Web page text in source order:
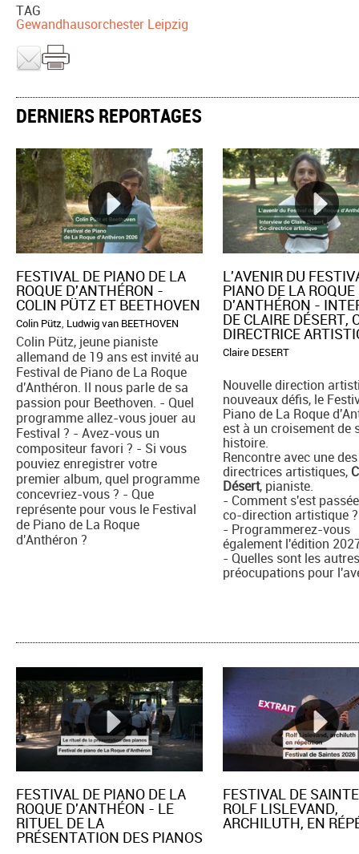
TAG
Gewandhausorchester Leipzig
DERNIERS REPORTAGES
FESTIVAL DE PIANO DE LA
ROQUE D'ANTHÉRON -
COLIN PÜTZ ET BEETHOVEN
Colin Pütz, Ludwig van BEETHOVEN
Colin Pütz, jeune pianiste
allemand de 19 ans est invité au
Festival de Piano de La Roque
d'Anthéron. Il nous parle de sa
passion pour Beethoven. - Quel
programme allez-vous jouer au
Festival ? - Avez-vous un
compositeur favori ? - Si vous
pouviez enregistrer votre
premier album, quel programme
concevriez-vous ? - Que
représente pour vous le Festival
de Piano de La Roque
d'Anthéron ?
L'AVENIR DU
PIANO DE LA ROQUE
D'ANTHÉRON -
DE CLAIRE DÉSERT,
DIRECTRICE
Claire DESERT
Nouvelle direction
nouveaux défis, le
Piano de La Roque
est à un croisement de
histoire.
Rencontre avec une
directrices artistiques,
Désert, pianiste.
- Comment s'est
co-direction artistique ?
- Programmerez-vous
également l'édition
- Quelles sont les
préocupations pour
FESTIVAL DE PIANO DE LA
ROQUE D'ANTHÉON - LE
RITUEL DE LA
PRÉSENTATION DES PIANOS
FESTIVAL DE
ROLF LISLEVAND,
ARCHILUTH, EN